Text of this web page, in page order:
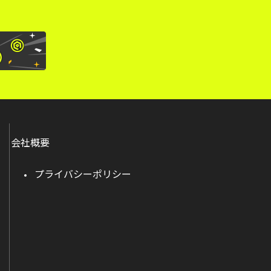
会社概要
プライバシーポリシー